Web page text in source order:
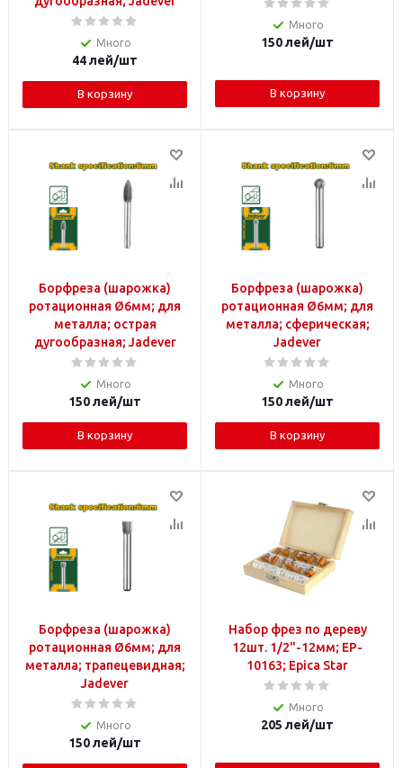
Много
44лей/шт
В корзину
Много
150лей/шт
В корзину
Борфреза (шарожка)
ротационная Ø6мм; для
металла; острая
дугообразная; Jadever
Много
150лей/шт
В корзину
Борфреза (шарожка)
ротационная Ø6мм; для
металла; сферическая;
Jadever
Много
150лей/шт
В корзину
Борфреза (шарожка)
ротационная Ø6мм; для
металла; трапецевидная;
Jadever
Много
150лей/шт
Набор фрез по дереву
12шт. 1/2"-12мм; EP-
10163; Epica Star
Много
205 лей/шт